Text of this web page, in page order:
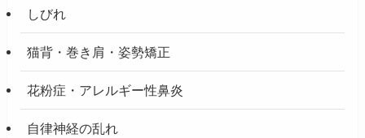
しびれ
猫背・巻き肩・姿勢矯正
花粉症・アレルギー性鼻炎
自律神経の乱れ